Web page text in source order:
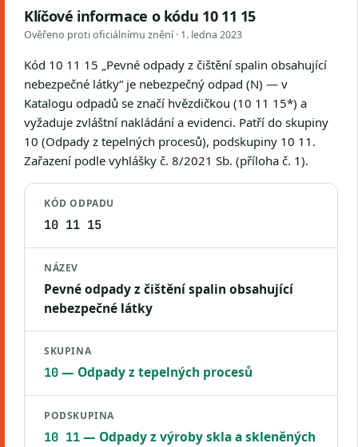
Klíčové informace o kódu 10 11 15
Ověřeno proti oficiálnímu znění · 1. ledna 2023
Kód 10 11 15 „Pevné odpady z čištění spalin obsahující
nebezpečné látky“ je nebezpečný odpad (N) — v
Katalogu odpadů se značí hvězdičkou (10 11 15*) a
vyžaduje zvláštní nakládání a evidenci. Patří do skupiny
10 (Odpady z tepelných procesů), podskupiny 10 11.
Zařazení podle vyhlášky č. 8/2021 Sb. (příloha č. 1).
KÓD ODPADU
10 11 15
NÁZEV
Pevné odpady z čištění spalin obsahující
nebezpečné látky
SKUPINA
10— Odpady z tepelných procesů
PODSKUPINA
10 11— Odpady z výroby skla a skleněných